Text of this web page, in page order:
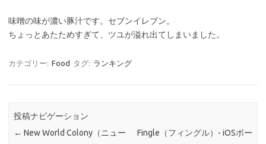
味噌の味が濃い豚汁です。セブンイレブン。
ちょっとあたためすぎて、ツユが溢れ出てしまいました。
カテゴリー: Food タグ: ランキング
投稿ナビゲーション
← New World Colony（ニュー
Fingle（フィングル）- iOSボー